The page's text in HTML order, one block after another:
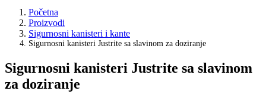
Početna
Proizvodi
Sigurnosni kanisteri i kante
Sigurnosni kanisteri Justrite sa slavinom za doziranje
Sigurnosni kanisteri Justrite sa slavinom
za doziranje